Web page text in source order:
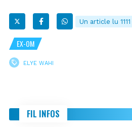
Un article lu
EX-OM
ELYE WAHI
FIL INFOS